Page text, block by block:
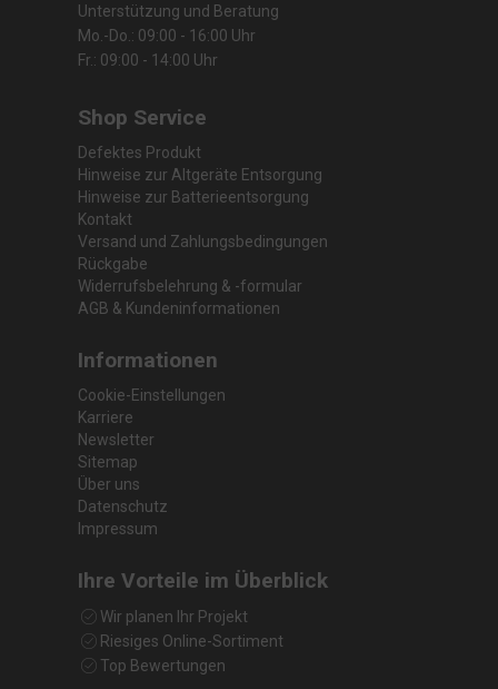
Unterstützung und Beratung
Mo.-Do.: 09:00 - 16:00 Uhr
Fr.: 09:00 - 14:00 Uhr
Shop Service
Defektes Produkt
Hinweise zur Altgeräte Entsorgung
Hinweise zur Batterieentsorgung
Kontakt
Versand und Zahlungsbedingungen
Rückgabe
Widerrufsbelehrung & -formular
AGB & Kundeninformationen
Informationen
Cookie-Einstellungen
Karriere
Newsletter
Sitemap
Über uns
Datenschutz
Impressum
Ihre Vorteile im Überblick
Wir planen Ihr Projekt
Riesiges Online-Sortiment
Top Bewertungen